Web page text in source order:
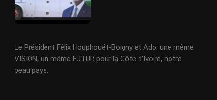
Le Président Félix Houphouët-Boigny et Ado, une même
VISION, un même FUTUR pour la Côte d'Ivoire, notre
beau pays.